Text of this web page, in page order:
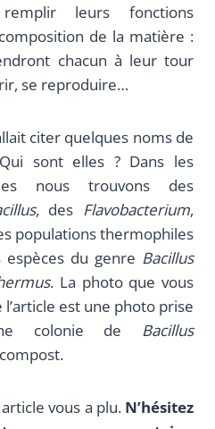
leurs fonctions
de la matière :
chacun à leur tour
se reproduire…
citer quelques noms de
sont elles ? Dans les
nous trouvons des
, des Flavobacterium,
populations thermophiles
espèces du genre Bacillus
. La photo que vous
est une photo prise
colonie de Bacillus
vous a plu. N’hésitez